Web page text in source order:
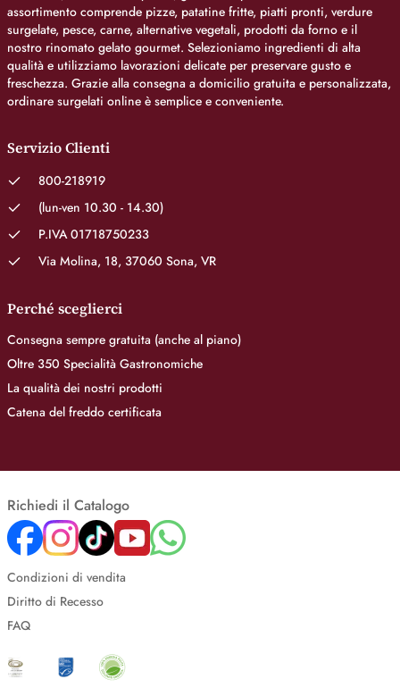
assortimento comprende pizze, patatine fritte, piatti pronti, verdure
surgelate, pesce, carne, alternative vegetali, prodotti da forno e il
nostro rinomato gelato gourmet. Selezioniamo ingredienti di alta
qualità e utilizziamo lavorazioni delicate per preservare gusto e
freschezza. Grazie alla consegna a domicilio gratuita e personalizzata,
ordinare surgelati online è semplice e conveniente.
Servizio Clienti
800-218919
(lun-ven 10.30 - 14.30)
P.IVA 01718750233
Via Molina, 18, 37060 Sona, VR
Perché sceglierci
Consegna sempre gratuita (anche al piano)
Oltre 350 Specialità Gastronomiche
La qualità dei nostri prodotti
Catena del freddo certificata
Richiedi il Catalogo
Condizioni di vendita
Diritto di Recesso
FAQ